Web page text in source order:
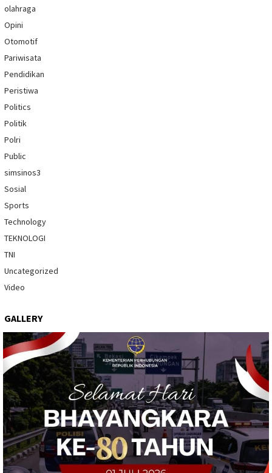
olahraga
Opini
Otomotif
Pariwisata
Pendidikan
Peristiwa
Politics
Politik
Polri
Public
simsinos3
Sosial
Sports
Technology
TEKNOLOGI
TNI
Uncategorized
Video
GALLERY